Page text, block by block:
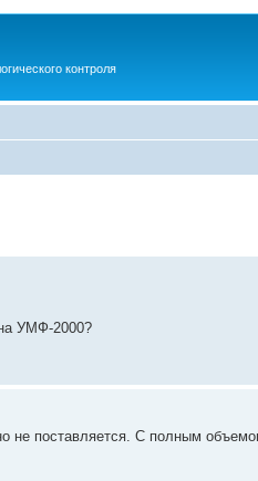
контроля
УМФ-2000?
не поставляется. С полным